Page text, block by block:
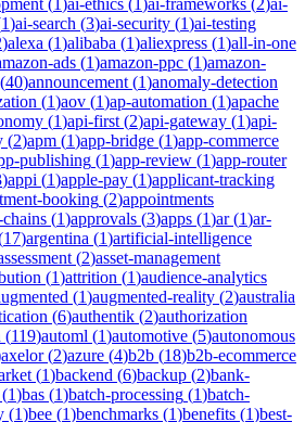
1)ai-search (3)ai-security (1)ai-testing
)alexa (1)alibaba (1)aliexpress (1)all-in-one
ads (1)amazon-ppc (1)amazon-
(40)announcement (1)anomaly-detection
(1)aov (1)ap-automation (1)apache
(1)api-first (2)api-gateway (1)api-
(2)apm (1)app-bridge (1)app-commerce
publishing (1)app-review (1)app-router
)appi (1)apple-pay (1)applicant-tracking
booking (2)appointments
(1)approvals (3)apps (1)ar(1)ar-
17)argentina (1)artificial-intelligence
(2)asset-management
(1)attrition (1)audience-analytics
(1)augmented-reality (2)australia
(6)authentik (2)authorization
(119)automl (1)automotive (5)autonomous
axelor(2)azure (4)b2b (18)b2b-ecommerce
(1)backend (6)backup (2)bank-
(1)bas (1)batch-processing (1)batch-
(1)bee (1)benchmarks (1)benefits (1)best-